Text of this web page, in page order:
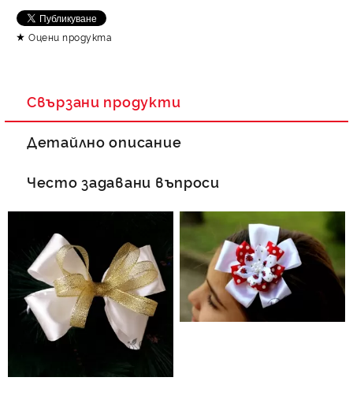
Оцени продукта
Свързани продукти
Детайлно описание
Често задавани въпроси